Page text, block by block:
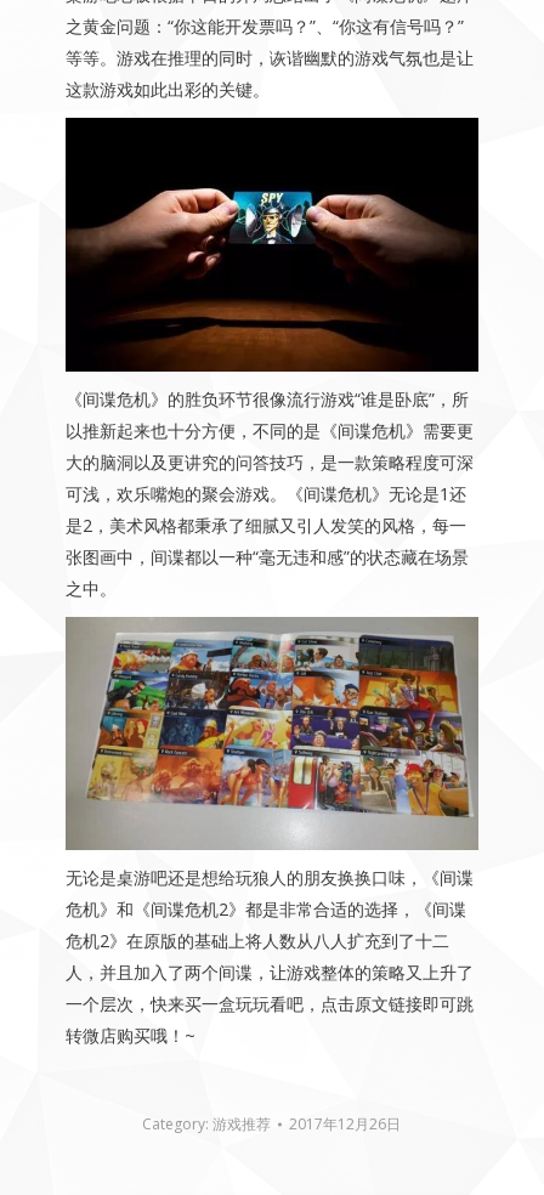
之黄金问题：“你这能开发票吗？”、“你这有信号吗？”
等等。游戏在推理的同时，诙谐幽默的游戏气氛也是让
这款游戏如此出彩的关键。
《间谍危机》的胜负环节很像流行游戏“谁是卧底”，所
以推新起来也十分方便，不同的是《间谍危机》需要更
大的脑洞以及更讲究的问答技巧，是一款策略程度可深
可浅，欢乐嘴炮的聚会游戏。《间谍危机》无论是1还
是2，美术风格都秉承了细腻又引人发笑的风格，每一
张图画中，间谍都以一种“毫无违和感”的状态藏在场景
之中。
无论是桌游吧还是想给玩狼人的朋友换换口味，《间谍
危机》和《间谍危机2》都是非常合适的选择，《间谍
危机2》在原版的基础上将人数从八人扩充到了十二
人，并且加入了两个间谍，让游戏整体的策略又上升了
一个层次，快来买一盒玩玩看吧，点击原文链接即可跳
转微店购买哦！~
Category:游戏推荐 2017年12月26日